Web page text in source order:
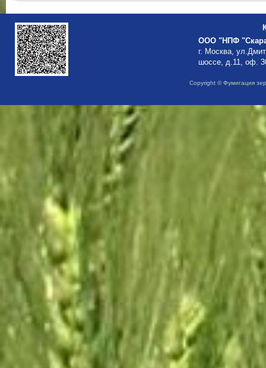
ООО "НПФ
г. Москва,
шоссе, д.11, оф.
Copyright © Фумигация